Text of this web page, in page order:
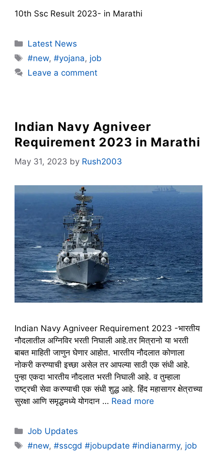
10th Ssc Result 2023- in Marathi
Categories
Latest News
Tags
#new,#yojana, job
Leave a comment
Indian Navy Agniveer
Requirement 2023 in Marathi
May 31, 2023 by Rush2003
Indian Navy Agniveer Requirement 2023 -भारतीय
नौदलातील अग्निविर भरती निघाली आहे.तर मित्रानो या भरती
बाबत माहिती जाणुन घेणार आहोत. भारतीय नौदलात कोणाला
नोकरी करण्याची इच्छा असेल तर आपल्या साठी एक संधी आहे.
पुन्हा एकदा भारतीय नौदलात भरती निघाली आहे. व तुम्हाला
राष्ट्रची सेवा करण्याची एक संधी शुद्ध आहे. हिंद महासागर क्षेत्राच्या
सुरक्षा आणि समृद्धमध्ये योगदान … Read more
Categories
Job Updates
Tags
#new,#sscgd #jobupdate #indianarmy, job